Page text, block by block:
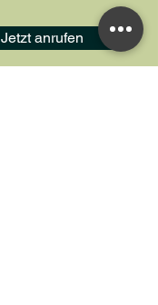
Jetzt anrufen